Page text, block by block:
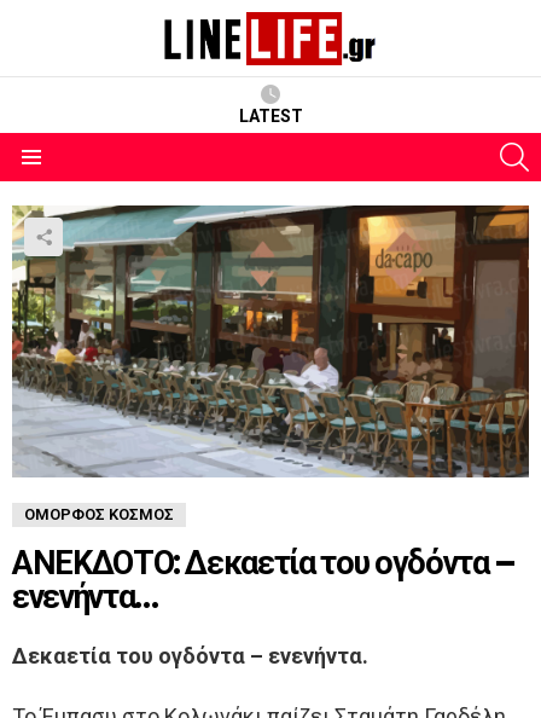
LATEST
ΌΜΟΡΦΟΣ ΚΌΣΜΟΣ
ΑΝΕΚΔΟΤΟ: Δεκαετία του ογδόντα –
ενενήντα…
Δεκαετία του ογδόντα – ενενήντα.